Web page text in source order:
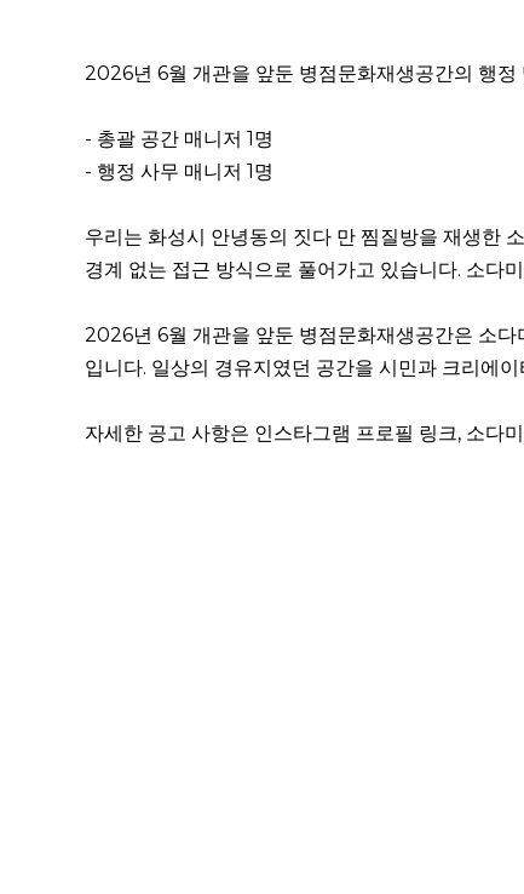
2026년 6월 개관을 앞둔 병점문화재생공간의 행정
- 총괄 공간 매니저 1명
- 행정 사무 매니저 1명
우리는 화성시 안녕동의 짓다 만 찜질방을 재생한
경계 없는 접근 방식으로 풀어가고 있습니다. 소다
2026년 6월 개관을 앞둔 병점문화재생공간은 소
입니다. 일상의 경유지였던 공간을 시민과 크리에
자세한 공고 사항은 인스타그램 프로필 링크, 소다